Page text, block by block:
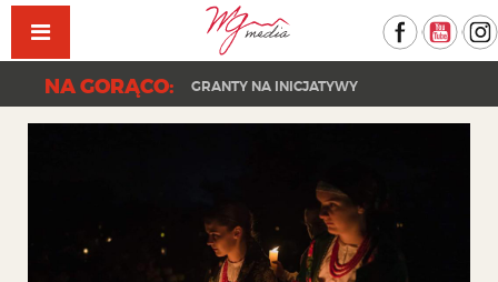
Facebook
NA GORĄCO: GRANTY NA INICJATYWY